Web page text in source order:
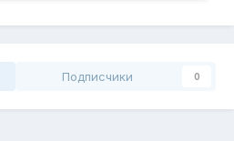
Подписчики 0